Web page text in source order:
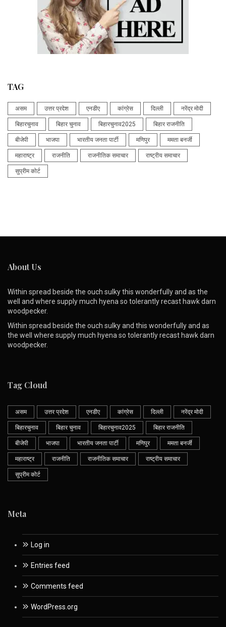
TAG
असम उत्तर प्रदेश एनडीए कांग्रेस दिल्ली नरेंद्र मोदी
बिहारचुनाव बिहार चुनाव बिहारचुनाव2025 बिहार राजनीति
बीजेपी भाजपा भारतीय जनता पार्टी मणिपुर ममता बनर्जी
महाराष्ट्र राजनीति राजनीतिक समाचार राष्ट्रीय समाचार
सुप्रीम कोर्ट
About Us
Within spread beside the ouch sulky this wonderfully and as the
well and where supply much hyena so tolerantly recast hawk darn
woodpecker.
Within spread beside the ouch sulky and this wonderfully and as
the well where supply much hyena so tolerantly recast hawk darn
woodpecker.
Tag Cloud
असम उत्तर प्रदेश एनडीए कांग्रेस दिल्ली नरेंद्र मोदी
बिहारचुनाव बिहार चुनाव बिहारचुनाव2025 बिहार राजनीति
बीजेपी भाजपा भारतीय जनता पार्टी मणिपुर ममता बनर्जी
महाराष्ट्र राजनीति राजनीतिक समाचार राष्ट्रीय समाचार
सुप्रीम कोर्ट
Meta
Log in
Entries feed
Comments feed
WordPress.org